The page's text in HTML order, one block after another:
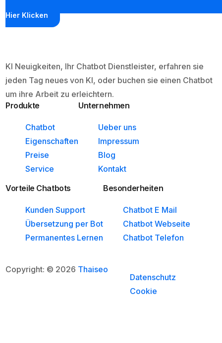
Hier Klicken
KI Neuigkeiten, Ihr Chatbot Dienstleister, erfahren sie
jeden Tag neues von KI, oder buchen sie einen Chatbot
um ihre Arbeit zu erleichtern.
Produkte
Chatbot
Eigenschaften
Preise
Service
Unternehmen
Ueber uns
Impressum
Blog
Kontakt
Vorteile Chatbots
Kunden Support
Übersetzung per Bot
Permanentes Lernen
Besonderheiten
Chatbot E Mail
Chatbot Webseite
Chatbot Telefon
Copyright: © 2026 Thaiseo
Datenschutz
Cookie